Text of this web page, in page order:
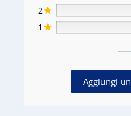
2
1
Aggiungi